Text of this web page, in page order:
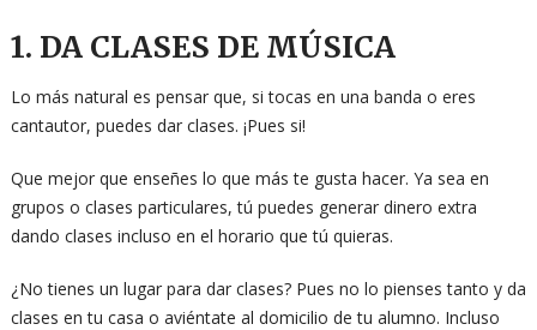
1. DA CLASES DE MÚSICA
Lo más natural es pensar que, si tocas en una banda o eres
cantautor, puedes dar clases. ¡Pues si!
Que mejor que enseñes lo que más te gusta hacer. Ya sea en
grupos o clases particulares, tú puedes generar dinero extra
dando clases incluso en el horario que tú quieras.
¿No tienes un lugar para dar clases? Pues no lo pienses tanto y da
clases en tu casa o aviéntate al domicilio de tu alumno. Incluso